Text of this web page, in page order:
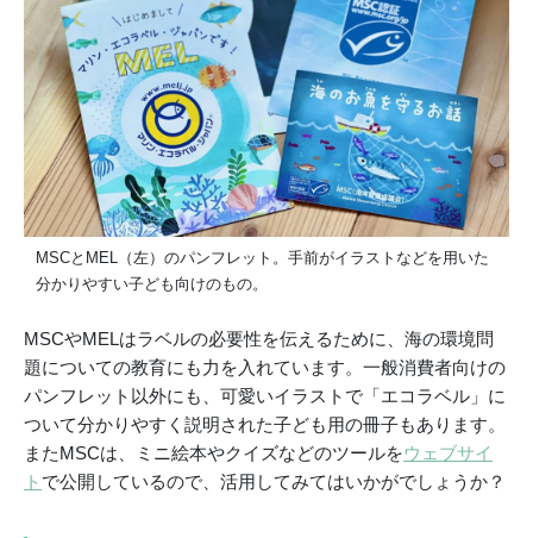
MSCとMEL（左）のパンフレット。手前がイラストなどを用いた
分かりやすい子ども向けのもの。
MSCやMELはラベルの必要性を伝えるために、海の環境問
題についての教育にも力を入れています。一般消費者向けの
パンフレット以外にも、可愛いイラストで「エコラベル」に
ついて分かりやすく説明された子ども用の冊子もあります。
またMSCは、ミニ絵本やクイズなどのツールをウェブサイ
ト で公開しているので、活用してみてはいかがでしょうか？